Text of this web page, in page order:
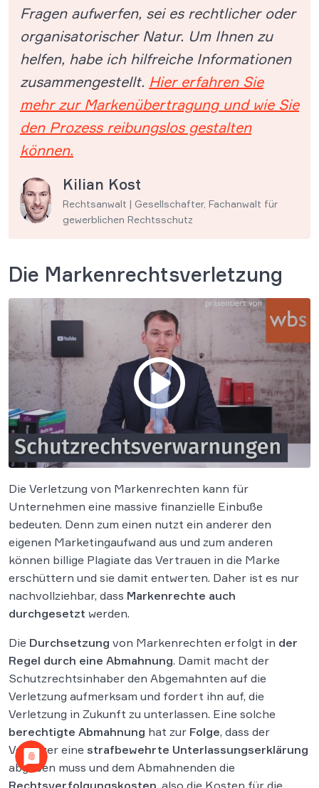
Fragen aufwerfen, sei es rechtlicher oder
organisatorischer Natur. Um Ihnen zu
helfen, habe ich hilfreiche Informationen
zusammengestellt. Hier erfahren Sie
mehr zur Markenübertragung und wie Sie
den Prozess reibungslos gestalten
können.
Kilian Kost
Rechtsanwalt | Gesellschafter, Fachanwalt für
gewerblichen Rechtsschutz
Die Markenrechtsverletzung
Die Verletzung von Markenrechten kann für
Unternehmen eine massive finanzielle Einbuße
bedeuten. Denn zum einen nutzt ein anderer den
eigenen Marketingaufwand aus und zum anderen
können billige Plagiate das Vertrauen in die Marke
erschüttern und sie damit entwerten. Daher ist es nur
nachvollziehbar, dass Markenrechte auch
durchgesetzt werden.
Die Durchsetzung von Markenrechten erfolgt in der
Regel durch eine Abmahnung. Damit macht der
Schutzrechtsinhaber den Abgemahnten auf die
Verletzung aufmerksam und fordert ihn auf, die
Verletzung in Zukunft zu unterlassen. Eine solche
berechtigte Abmahnung hat zur Folge, dass der
Verletzer eine strafbewehrte Unterlassungserklärung
abgeben muss und dem Abmahnenden die
Rechtsverfolgungskosten , also die Kosten für die